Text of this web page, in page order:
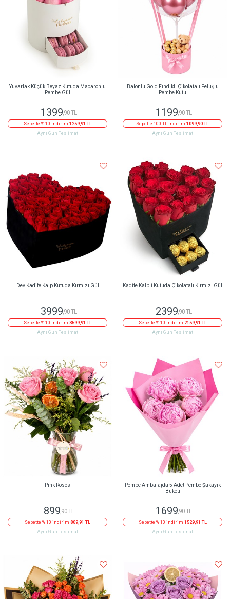
Yuvarlak Küçük Beyaz Kutuda Macaronlu
Pembe Gül
1399,90 TL
Sepette % 10 indirim 1259,91 TL
Aynı Gün Teslimat
Balonlu Gold Fındıklı Çikolatalı Peluşlu
Pembe Kutu
1199,90 TL
Sepette 100 TL indirim 1099,90 TL
Aynı Gün Teslimat
Dev Kadife Kalp Kutuda Kırmızı Gül
3999,90 TL
Sepette % 10 indirim 3599,91 TL
Aynı Gün Teslimat
Kadife Kalpli Kutuda Çikolatalı Kırmızı Gül
2399,90 TL
Sepette % 10 indirim 2159,91 TL
Aynı Gün Teslimat
Pink Roses
899,90 TL
Sepette % 10 indirim 809,91 TL
Aynı Gün Teslimat
Pembe Ambalajda 5 Adet Pembe Şakayık
Buketi
1699 ,90 TL
Sepette % 10 indirim 1529,91 TL
Aynı Gün Teslimat